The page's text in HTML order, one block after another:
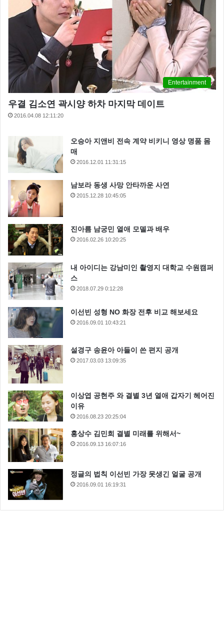
해 대학로 무대에 진출하기도 했다고 한다.
Entertainment
우결 김소연 곽시양 하차 마지막 데이트
2016.04.08 12:11:20
오승아 지앤비 전속 계약 비키니 영상 명품 몸
매
2016.12.01 11:31:15
남보라 동생 사망 안타까운 사연
2015.12.28 10:45:05
진아름 남궁민 열애 모델과 배우
2016.02.26 10:20:25
내 아이디는 강남미인 촬영지 대학교 수원캠퍼
스
2018.07.29 0:12:28
이선빈 성형 NO 화장 전후 비교 해보세요
2016.09.01 10:43:21
설경구 송윤아 아들이 쓴 편지 공개
2017.03.03 13:09:35
이상엽 공현주 와 결별 3년 열애 갑자기 헤어진
이유
2016.08.23 20:25:04
홍상수 김민희 결별 미래를 위해서~
2016.09.13 16:07:16
정글의 법칙 이선빈 가장 못생긴 얼굴 공개
2016.09.01 16:19:31